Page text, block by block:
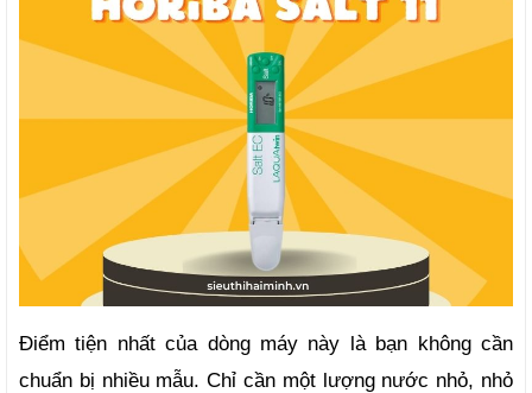
Điểm tiện nhất của dòng máy này là bạn không cần
chuẩn bị nhiều mẫu. Chỉ cần một lượng nước nhỏ, nhỏ